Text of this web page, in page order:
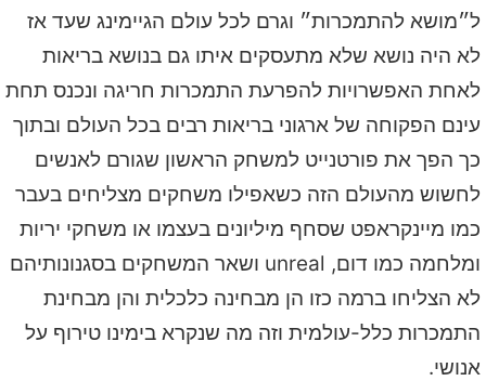
ל״מושא להתמכרות״ וגרם לכל עולם הגיימינג שעד אז
לא היה נושא שלא מתעסקים איתו גם בנושא בריאות
לאחת האפשרויות להפרעת התמכרות חריגה ונכנס תחת
עינם הפקוחה של ארגוני בריאות רבים בכל העולם ובתוך
כך הפך את פורטנייט למשחק הראשון שגורם לאנשים
לחשוש מהעולם הזה כשאפילו משחקים מצליחים בעבר
כמו מיינקראפט שסחף מיליונים בעצמו או משחקי יריות
ומלחמה כמו דום, unreal ושאר המשחקים בסגנונותיהם
לא הצליחו ברמה כזו הן מבחינה כלכלית והן מבחינת
התמכרות כלל-עולמית וזה מה שנקרא בימינו טירוף על
אנושי.